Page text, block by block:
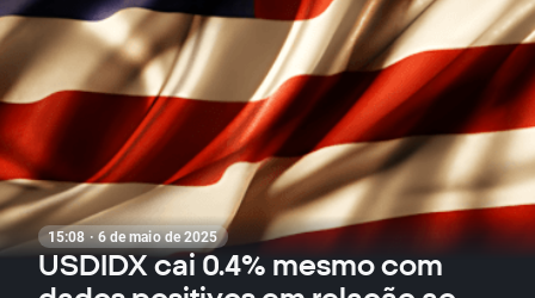
15:08 · 6 de maio de 2025
USDIDX cai 0.4% mesmo com